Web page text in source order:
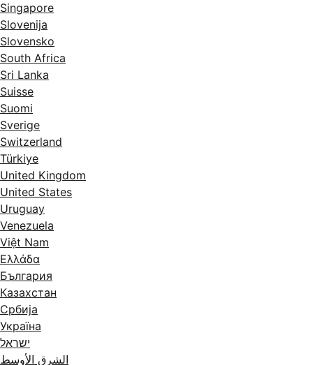
Singapore
Slovenija
Slovensko
South Africa
Sri Lanka
Suisse
Suomi
Sverige
Switzerland
Türkiye
United Kingdom
United States
Uruguay
Venezuela
Việt Nam
Ελλάδα
България
Казахстан
Србија
Україна
ישראל
الشرق الأوسط